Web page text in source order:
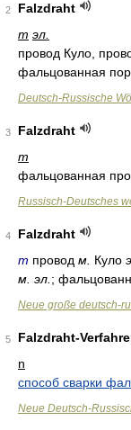
2
Falzdraht
m эл.
провод Куло,
фальцованная
Deutsch-Russische
3
Falzdraht
m
фальцованная
Russisch-Deutsches
4
Falzdraht
m провод м. Куло
м. эл. ;
Neue große deutsch-
5
Falzdraht-
n
способ сварки
Neue Deutsch-